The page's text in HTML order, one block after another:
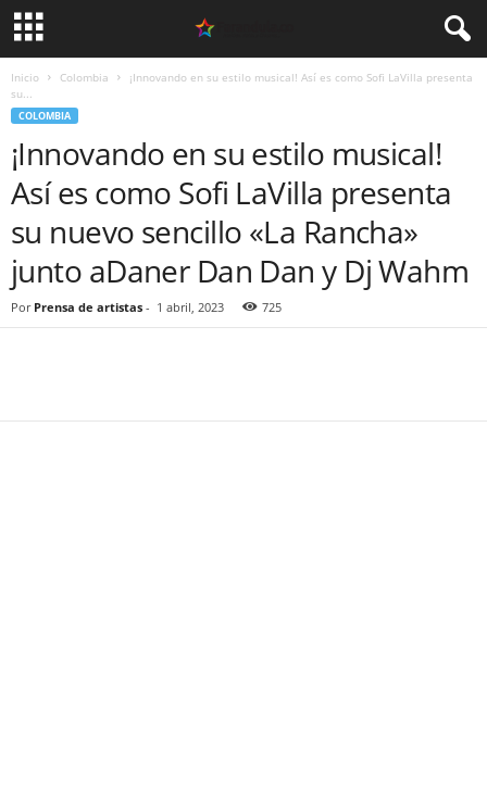
Inicio Colombia
¡Innovando en su estilo musical! Así es como Sofi LaVilla presenta
su...
COLOMBIA
¡Innovando en su estilo musical!
Así es como Sofi LaVilla presenta
su nuevo sencillo «La Rancha»
junto aDaner Dan Dan y Dj Wahm
Por Prensa de artistas - 1 abril, 2023 725